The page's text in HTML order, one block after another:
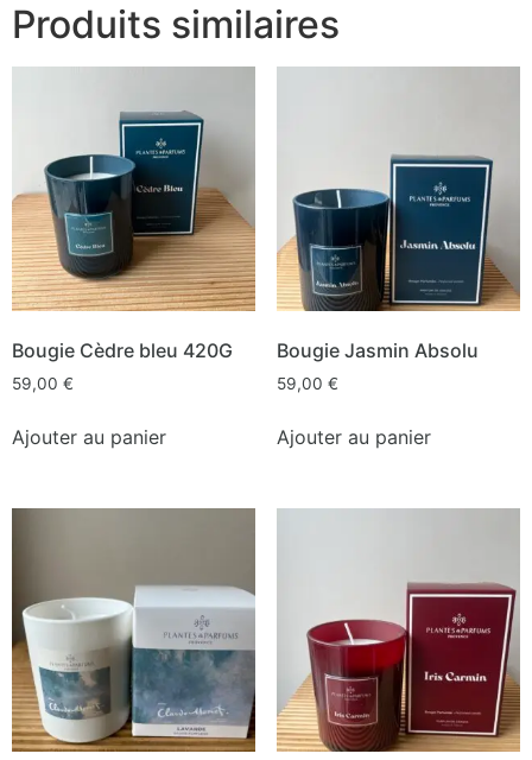
Produits similaires
Bougie Cèdre bleu 420G
59,00 €
Ajouter au panier
Bougie Jasmin Absolu
59,00 €
Ajouter au panier